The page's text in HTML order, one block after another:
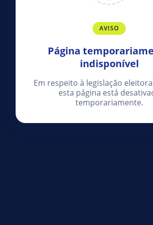
AVISO
Página
indisponível
Em respeito à legislação
esta página está
temporariamente.